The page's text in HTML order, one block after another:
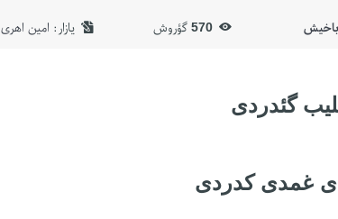
570 گؤروش یازار:‌ امین اهری
گئدردی
غمدی کدردی